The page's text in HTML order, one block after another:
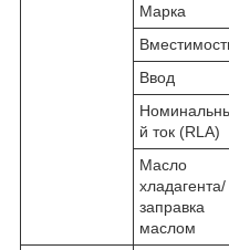
Марка
Ввод
й ток (RLA)
Масло
хладагента/
заправка
маслом